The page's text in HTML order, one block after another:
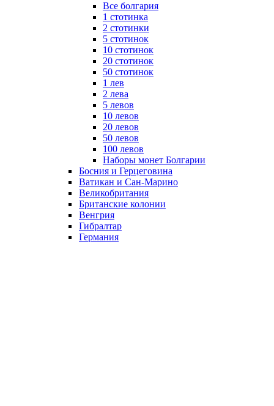
Все болгария
1 стотинка
2 стотинки
5 стотинок
10 стотинок
20 стотинок
50 стотинок
1 лев
2 лева
5 левов
10 левов
20 левов
50 левов
100 левов
Наборы монет Болгарии
Босния и Герцеговина
Ватикан и Сан-Марино
Великобритания
Британские колонии
Венгрия
Гибралтар
Германия